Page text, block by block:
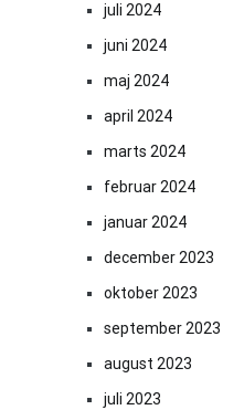
juli 2024
juni 2024
maj 2024
april 2024
marts 2024
februar 2024
januar 2024
december 2023
oktober 2023
september 2023
august 2023
juli 2023